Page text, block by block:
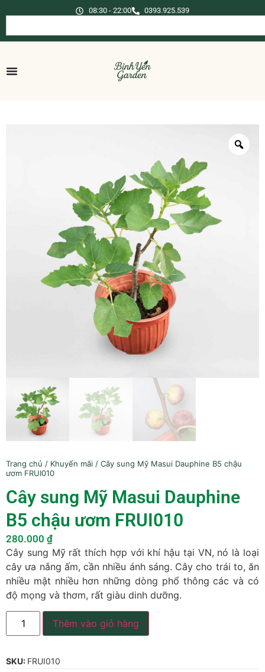
08:30 - 22:00 0393.925.539
Trang chủ / Khuyến mãi / Cây sung Mỹ Masui Dauphine B5 chậu
ươm FRUI010
Cây sung Mỹ Masui Dauphine
B5 chậu ươm FRUI010
280.000 ₫
Cây sung Mỹ rất thích hợp với khí hậu tại VN, nó là loại
cây ưa nắng ấm, cần nhiều ánh sáng. Cây cho trái to, ăn
nhiều mật nhiều hơn những dòng phổ thông các và có
độ mọng và thơm, rất giàu dinh dưỡng.
Thêm vào giỏ hàng
SKU: FRUI010